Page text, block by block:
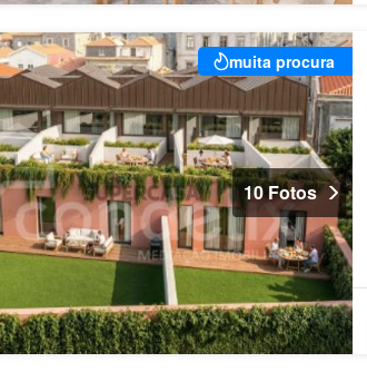
muita procura
10 Fotos